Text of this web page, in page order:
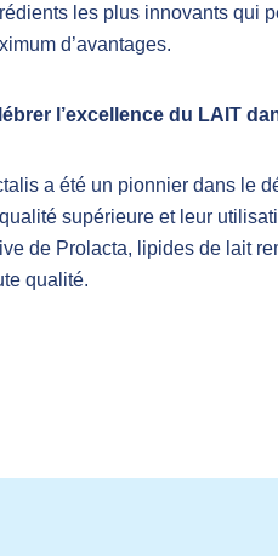
les plus innovants qui
d’avantages.
l’excellence du LAIT
a été un pionnier dans le
supérieure et leur
de Prolacta, lipides de lait
qualité.